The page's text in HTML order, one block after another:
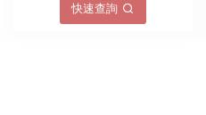
快速查詢